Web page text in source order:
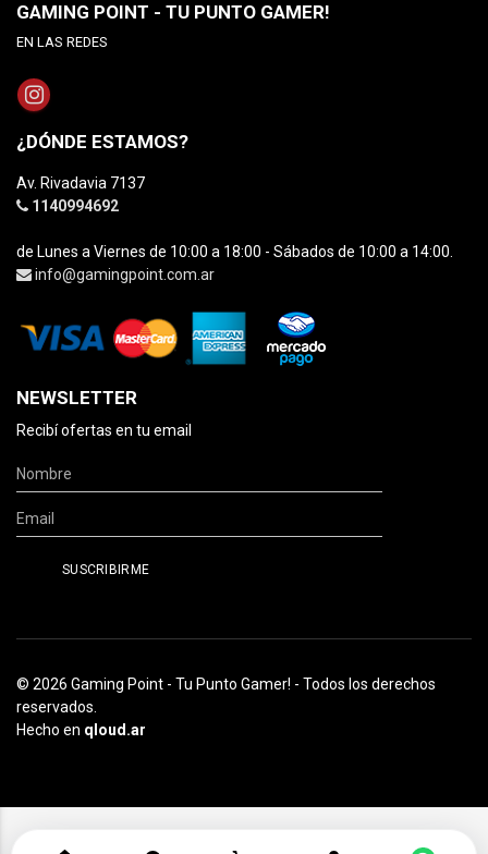
GAMING POINT - TU PUNTO GAMER!
EN LAS REDES
¿DÓNDE ESTAMOS?
Av. Rivadavia 7137
1140994692
de Lunes a Viernes de 10:00 a 18:00 - Sábados de 10:00 a 14:00.
info@gamingpoint.com.ar
NEWSLETTER
Recibí ofertas en tu email
© 2026 Gaming Point - Tu Punto Gamer! - Todos los derechos
reservados.
Hecho en qloud.ar